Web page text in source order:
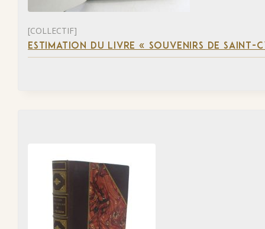
[COLLECTIF]
ESTIMATION DU LIVRE « SOUVENIRS DE SAINT-